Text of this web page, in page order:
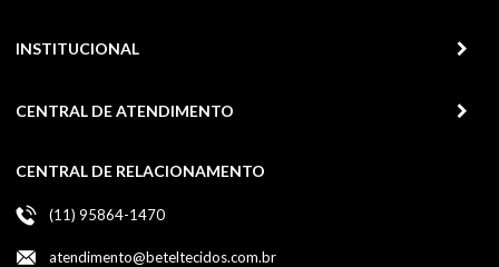
INSTITUCIONAL
CENTRAL DE ATENDIMENTO
CENTRAL DE RELACIONAMENTO
(11) 95864-1470
atendimento@beteltecidos.com.br